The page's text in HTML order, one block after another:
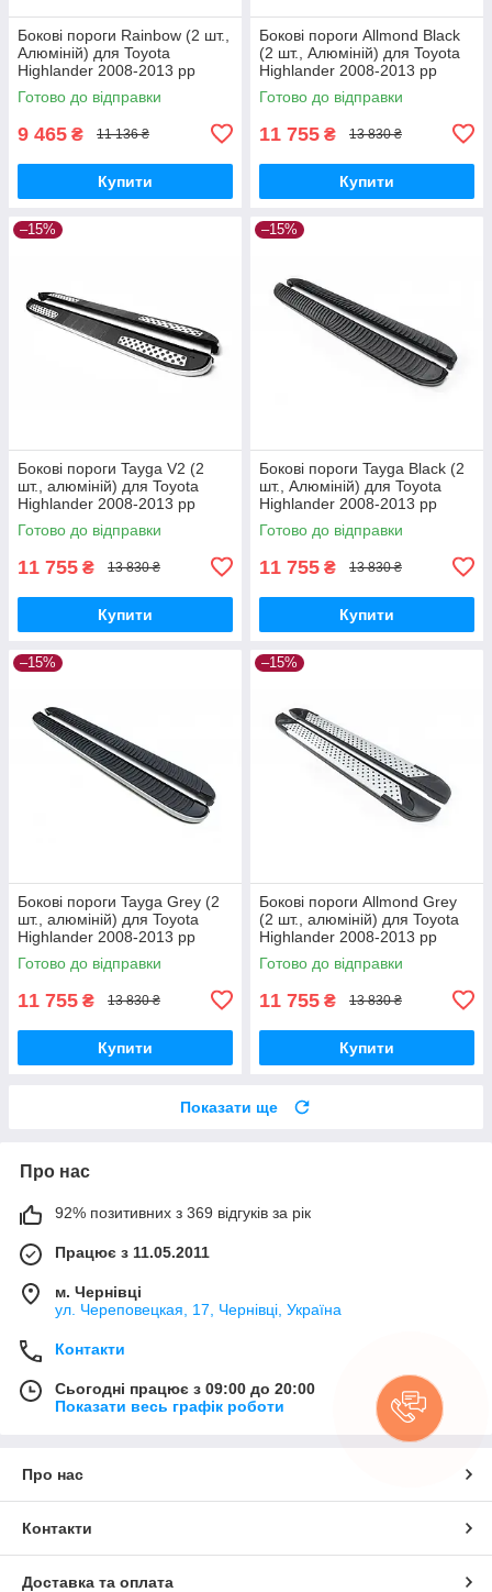
Бокові пороги Rainbow (2 шт.,
Алюміній) для Toyota
Highlander 2008-2013 рр
Готово до відправки
9 465 ₴ 11 136 ₴
Купити
Бокові пороги Allmond Black
(2 шт., Алюміній) для Toyota
Highlander 2008-2013 рр
Готово до відправки
11 755 ₴ 13 830 ₴
Купити
–15%
Бокові пороги Tayga V2 (2
шт., алюміній) для Toyota
Highlander 2008-2013 рр
Готово до відправки
11 755 ₴ 13 830 ₴
Купити
–15%
Бокові пороги Tayga Black (2
шт., Алюміній) для Toyota
Highlander 2008-2013 рр
Готово до відправки
11 755 ₴ 13 830 ₴
Купити
–15%
Бокові пороги Tayga Grey (2
шт., алюміній) для Toyota
Highlander 2008-2013 рр
Готово до відправки
11 755 ₴ 13 830 ₴
Купити
–15%
Бокові пороги Allmond Grey
(2 шт., алюміній) для Toyota
Highlander 2008-2013 рр
Готово до відправки
11 755 ₴ 13 830 ₴
Купити
Показати ще
Про нас
92% позитивних з 369 відгуків за рік
Працює з 11.05.2011
м. Чернівці
ул. Череповецкая, 17, Чернівці, Україна
Контакти
Сьогодні працює з 09:00 до 20:00
Показати весь графік роботи
Про нас
Контакти
Доставка та оплата